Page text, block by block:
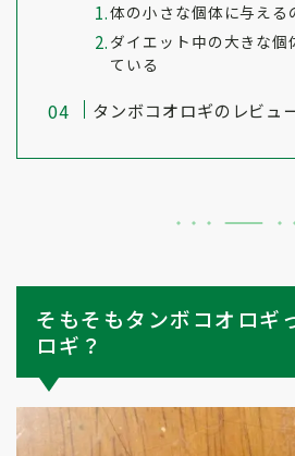
体の小さな個体に与える
ダイエット中の大きな個
ている
タンボコオロギのレビュ
そもそもタンボコオロギ
ロギ？